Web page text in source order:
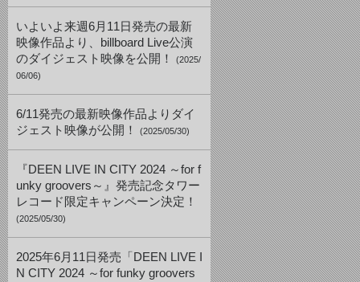
いよいよ来週6月11日発売の最新
映像作品より、billboard Live公演
のダイジェスト映像を公開！
(2025/
06/06)
6/11発売の最新映像作品よりダイ
ジェスト映像が公開！
(2025/05/30)
『DEEN LIVE IN CITY 2024 ～for f
unky groovers～』発売記念タワー
レコード限定キャンペーン決定！
(2025/05/30)
2025年6月11日発売「DEEN LIVE I
N CITY 2024 ～for funky groovers